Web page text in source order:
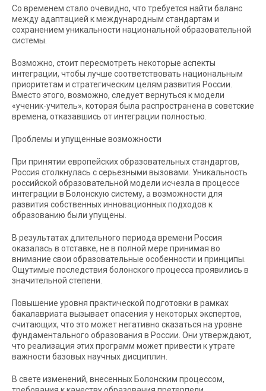
Со временем стало очевидно, что требуется найти баланс
между адаптацией к международным стандартам и
сохранением уникальности национальной образовательной
системы.
Возможно, стоит пересмотреть некоторые аспекты
интеграции, чтобы лучше соответствовать национальным
приоритетам и стратегическим целям развития России.
Вместо этого, возможно, следует вернуться к модели
«ученик-учитель», которая была распространена в советские
времена, отказавшись от интеграции полностью.
Проблемы и упущенные возможности
При принятии европейских образовательных стандартов,
Россия столкнулась с серьезными вызовами. Уникальность
российской образовательной модели исчезла в процессе
интеграции в Болонскую систему, а возможности для
развития собственных инновационных подходов к
образованию были упущены.
В результатах длительного периода времени Россия
оказалась в отставке, не в полной мере принимая во
внимание свои образовательные особенности и принципы.
Ощутимые последствия болонского процесса проявились в
значительной степени.
Повышение уровня практической подготовки в рамках
бакалавриата вызывает опасения у некоторых экспертов,
считающих, что это может негативно сказаться на уровне
фундаментального образования в России. Они утверждают,
что реализация этих программ может привести к утрате
важности базовых научных дисциплин.
В свете изменений, внесенных Болонским процессом,